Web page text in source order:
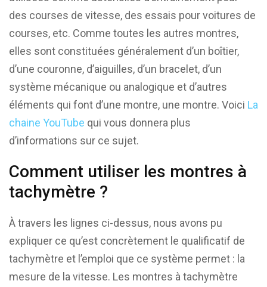
des courses de vitesse, des essais pour voitures de
courses, etc. Comme toutes les autres montres,
elles sont constituées généralement d’un boîtier,
d’une couronne, d’aiguilles, d’un bracelet, d’un
système mécanique ou analogique et d’autres
éléments qui font d’une montre, une montre. Voici La
chaine YouTube qui vous donnera plus
d’informations sur ce sujet.
Comment utiliser les montres à
tachymètre ?
À travers les lignes ci-dessus, nous avons pu
expliquer ce qu’est concrètement le qualificatif de
tachymètre et l’emploi que ce système permet : la
mesure de la vitesse. Les montres à tachymètre